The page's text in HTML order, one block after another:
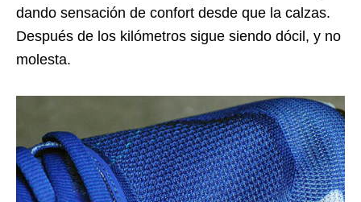
dando sensación de confort desde que la calzas.
Después de los kilómetros sigue siendo dócil, y no
molesta.